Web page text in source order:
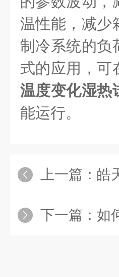
温性能，减少
制冷系统的负
式的应用，可
温度变化湿热
能运行。
上一篇： 皓天
下一篇： 如何